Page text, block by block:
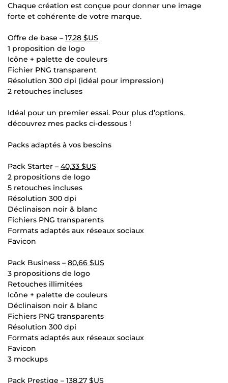
Chaque création est conçue pour donner une image
forte et cohérente de votre marque.
Offre de base – 17,28 $US
1 proposition de logo
Icône + palette de couleurs
Fichier PNG transparent
Résolution 300 dpi (idéal pour impression)
2 retouches incluses
Idéal pour un premier essai. Pour plus d’options,
découvrez mes packs ci-dessous !
Packs adaptés à vos besoins
Pack Starter – 40,33 $US
2 propositions de logo
5 retouches incluses
Résolution 300 dpi
Déclinaison noir & blanc
Fichiers PNG transparents
Formats adaptés aux réseaux sociaux
Favicon
Pack Business – 80,66 $US
3 propositions de logo
Retouches illimitées
Icône + palette de couleurs
Déclinaison noir & blanc
Fichiers PNG transparents
Résolution 300 dpi
Formats adaptés aux réseaux sociaux
Favicon
3 mockups
Pack Prestige – 138,27 $US